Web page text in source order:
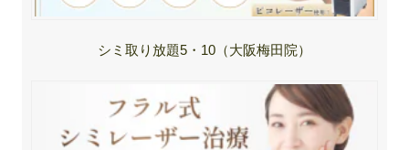
シミ取り放題5・10（大阪梅田院）